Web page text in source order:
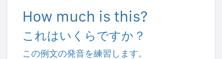
How much is this?
これはいくらですか？
この例文の発音を練習します。